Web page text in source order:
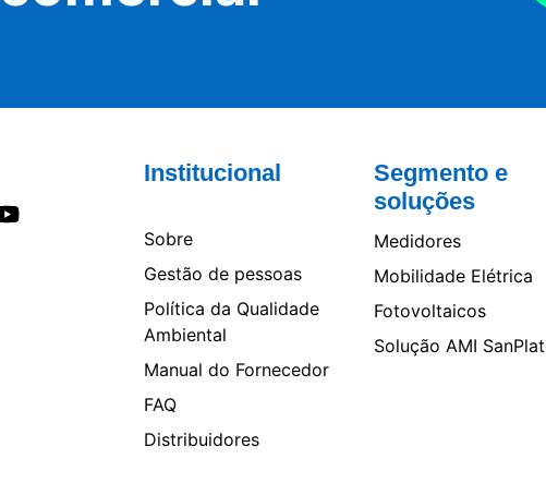
Institucional
Sobre
Gestão de pessoas
Política da Qualidade
Ambiental
Manual do Fornecedor
FAQ
Distribuidores
Segmento e
soluções
Medidores
Mobilidade Elétrica
Fotovoltaicos
Solução AMI SanPlat